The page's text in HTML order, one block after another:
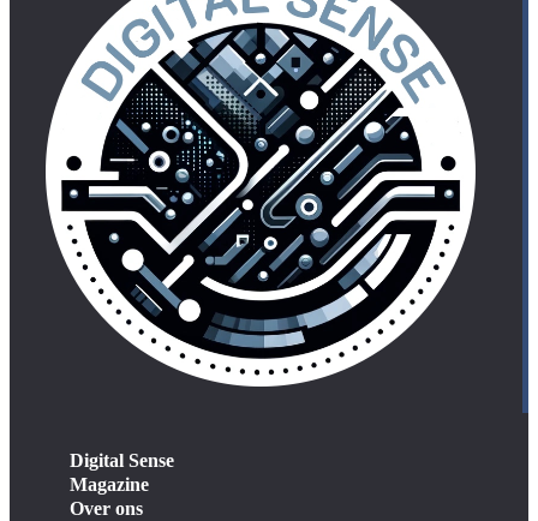
Digital Sense
Magazine
Over ons